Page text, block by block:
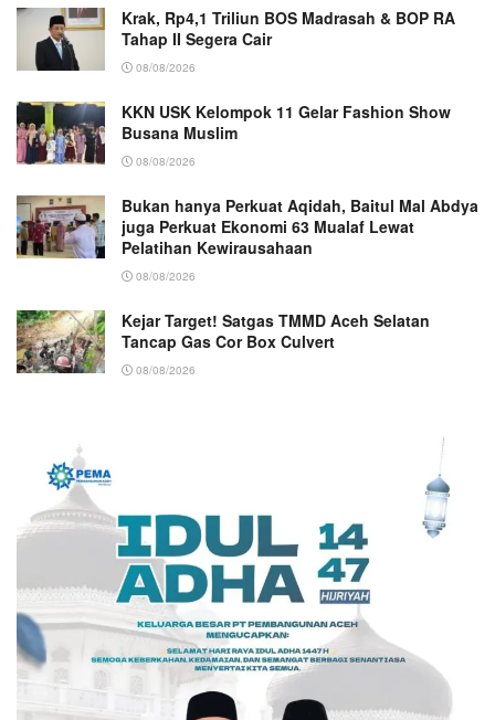
Krak, Rp4,1 Triliun BOS Madrasah & BOP RA
Tahap II Segera Cair
08/08/2026
KKN USK Kelompok 11 Gelar Fashion Show
Busana Muslim
08/08/2026
Bukan hanya Perkuat Aqidah, Baitul Mal Abdya
juga Perkuat Ekonomi 63 Mualaf Lewat
Pelatihan Kewirausahaan
08/08/2026
Kejar Target! Satgas TMMD Aceh Selatan
Tancap Gas Cor Box Culvert
08/08/2026